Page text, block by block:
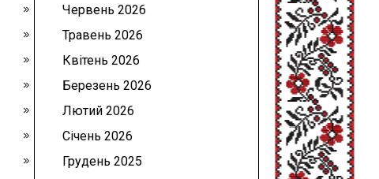
Червень 2026
Травень 2026
Квітень 2026
Березень 2026
Лютий 2026
Січень 2026
Грудень 2025